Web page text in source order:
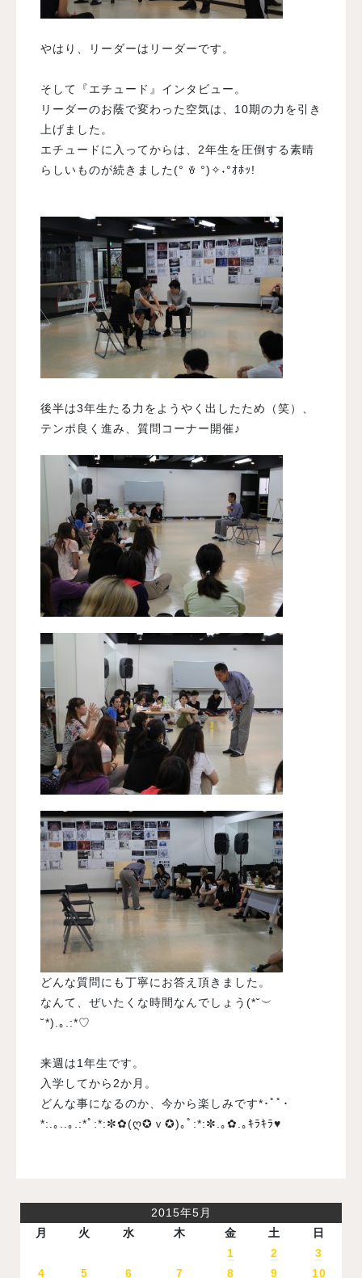
やはり、リーダーはリーダーです。
そして『エチュード』インタビュー。
リーダーのお蔭で変わった空気は、10期の力を引き
上げました。
エチュードに入ってからは、2年生を圧倒する素晴
らしいものが続きました(° ꈊ °)✧˖°ｵﾎｯ!
後半は3年生たる力をようやく出したため（笑）、
テンポ良く進み、質問コーナー開催♪
どんな質問にも丁寧にお答え頂きました。
なんて、ぜいたくな時間なんでしょう(*˘︶
˘*).｡.:*♡
来週は1年生です。
入学してから2か月。
どんな事になるのか、今から楽しみです*･ﾟﾟ･
*:.｡..｡.:*ﾟ:*:✼✿(ღ✪ｖ✪)｡ﾟ:*:✼.｡✿.｡ｷﾗｷﾗ♥
2015年5月
月
火 水 木 金 土
日
1
2
3
4
5 6 7 8 9 10